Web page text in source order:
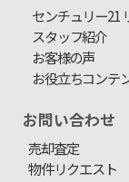
センチュリー21
スタッフ紹介
お客様の声
お役立ちコンテ
お問い合わせ
売却査定
物件リクエスト